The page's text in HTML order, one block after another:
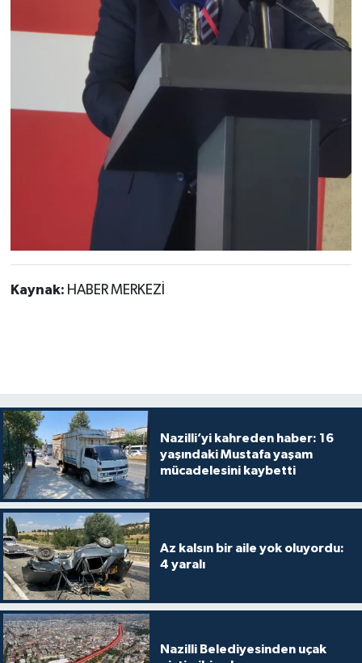
Kaynak: HABER MERKEZİ
Nazilli’yi kahreden haber: 16
yaşındaki Mustafa yaşam
mücadelesini kaybetti
Az kalsın bir aile yok oluyordu:
4 yaralı
Nazilli Belediyesinden uçak